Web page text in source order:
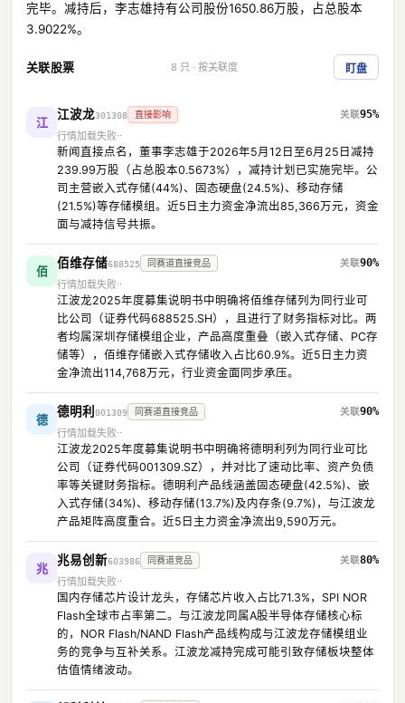
完毕。减持后，李志雄持有公司股份1650.86万股，占总股本
3.9022%。
关联股票 8 只 · 按关联度 盯盘
江
江波龙301308 直接影响
95%
行情加载失败
新闻直接点名，董事李志雄于2026年5月12日至6月25日减持
239.99万股（占总股本0.5673%），减持计划已实施完毕。公
司主营嵌入式存储(44%)、固态硬盘(24.5%)、移动存储
(21.5%)等存储模组。近5日主力资金净流出85,366万元，资金
面与减持信号共振。
佰
佰维存储688525 同赛道直接竞品
90%
行情加载失败
江波龙2025年度募集说明书中明确将佰维存储列为同行业可
比公司（证券代码688525.SH），且进行了财务指标对比。两
者均属深圳存储模组企业，产品高度重叠（嵌入式存储、PC存
储等），佰维存储嵌入式存储收入占比60.9%。近5日主力资
金净流出114,768万元，行业资金面同步承压。
德
德明利 001309 同赛道直接竞品
90%
行情加载失败
江波龙2025年度募集说明书中明确将德明利列为同行业可比
公司（证券代码001309.SZ），并对比了速动比率、资产负债
率等关键财务指标。德明利产品线涵盖固态硬盘(42.5%)、嵌
入式存储(34%)、移动存储(13.7%)及内存条(9.7%)，与江波龙
产品矩阵高度重合。近5日主力资金净流出9,590万元。
兆
兆易创新603986 同赛道竞品
80%
行情加载失败
国内存储芯片设计龙头，存储芯片收入占比71.3%，SPI NOR
Flash全球市占率第二。与江波龙同属A股半导体存储核心标
的，NOR Flash/NAND Flash产品线构成与江波龙存储模组业
务的竞争与互补关系。江波龙减持完成可能引致存储板块整体
估值情绪波动。